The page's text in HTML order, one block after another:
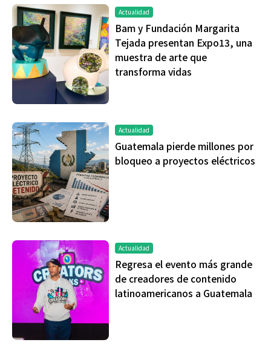
Actualidad
Bam y Fundación Margarita
Tejada presentan Expo13, una
muestra de arte que
transforma vidas
Actualidad
Guatemala pierde millones por
bloqueo a proyectos eléctricos
Actualidad
Regresa el evento más grande
de creadores de contenido
latinoamericanos a Guatemala